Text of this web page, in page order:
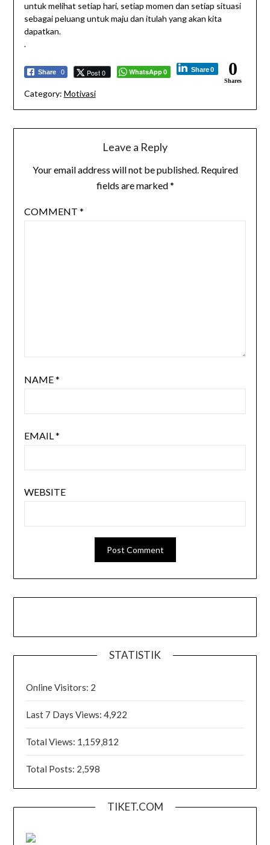
untuk melihat setiap hari, setiap momen dan setiap situasi
sebagai peluang untuk maju dan itulah yang akan kita
dapatkan.
.
Share 0 Post 0 WhatsApp 0 Share 0 0
Shares
Category: Motivasi
Leave a Reply
Your email address will not be published. Required
fields are marked*
COMMENT *
NAME*
EMAIL*
WEBSITE
STATISTIK
Online Visitors: 2
Last 7 Days Views:4,922
Total Views: 1,159,812
Total Posts: 2,598
TIKET.COM